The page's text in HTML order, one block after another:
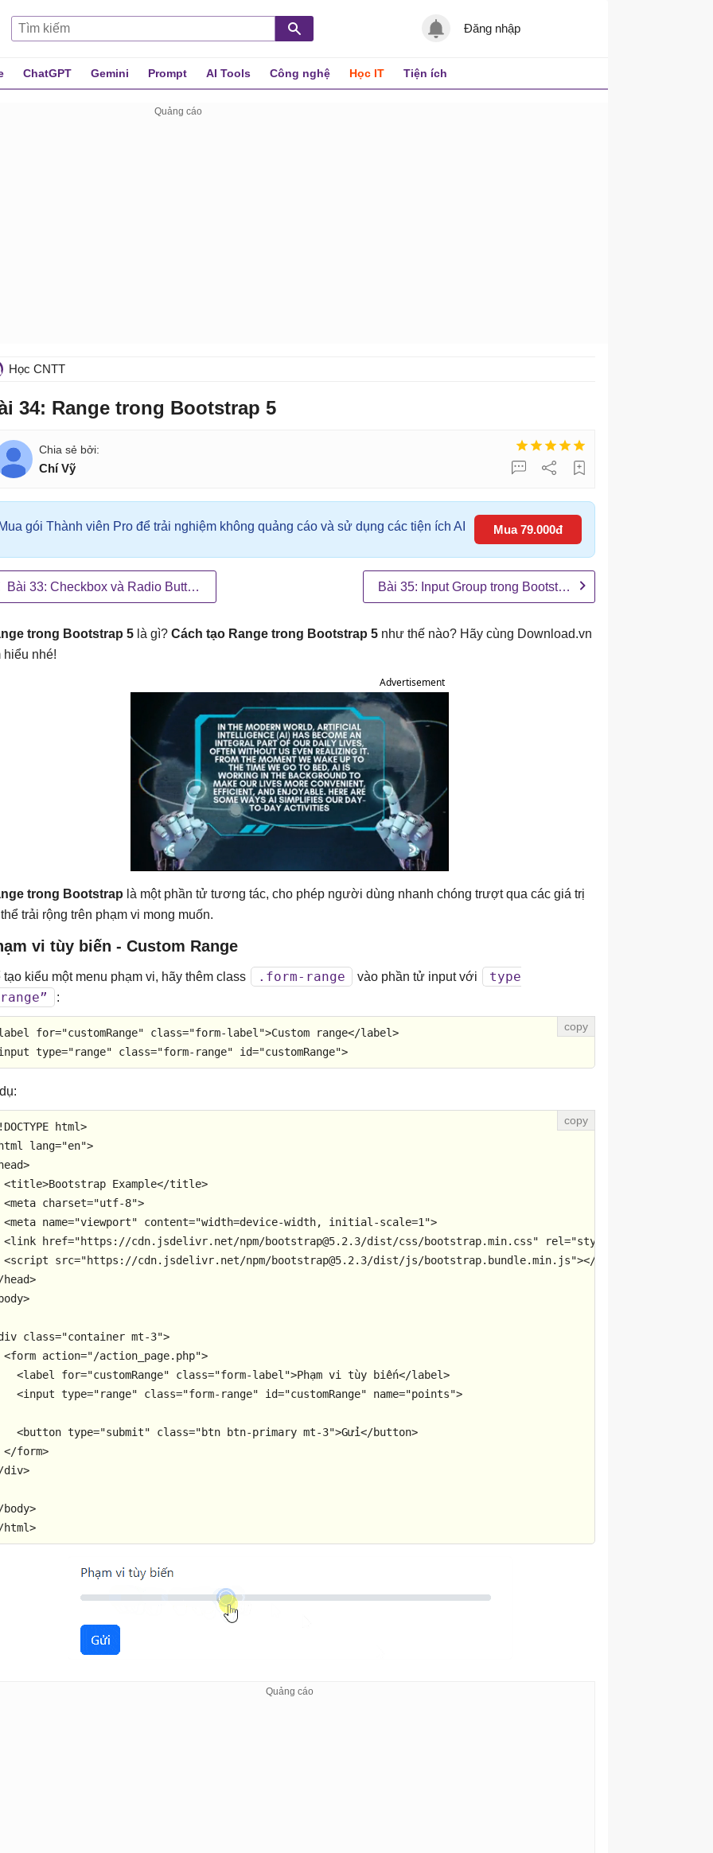
Đăng nhập
ChatGPT Gemini Prompt AI Tools Công nghệ Học IT Tiện ích
Học CNTT
34: Range trong Bootstrap 5
Chí Vỹ
Mua gói Thành viên Pro để trải nghiệm không quảng cáo và sử dụng các tiện ích AI Mua 79.000đ
Bài 33: Checkbox và Radio Button trong Bootstrap 5 Bài 35: Input Group trong Bootstrap 5
trong Bootstrap 5 là gì? Cách tạo Range trong Bootstrap 5 như thế nào? Hãy cùng Download.vn
hiểu nhé!
Advertisement
trong Bootstrap là một phần tử tương tác, cho phép người dùng nhanh chóng trượt qua các giá trị
trải rộng trên phạm vi mong muốn.
vi tùy biến - Custom Range
kiểu một menu phạm vi, hãy thêm class .form-range vào phần tử input với
type
:
for="customRange" class="form-label">Custom range</label>
type="range" class="form-range" id="customRange">
html>
html lang="en">
head>
<title>Bootstrap Example</title>
<meta charset="utf-8">
<meta name="viewport" content="width=device-width, initial-scale=1">
<link href="https://cdn.jsdelivr.net/npm/bootstrap@5.2.3/dist/css/bootstrap.min.css" rel="stylesheet"
<script src="https://cdn.jsdelivr.net/npm/bootstrap@5.2.3/dist/js/bootstrap.bundle.min.js"></
head>
body>
class="container mt-3">
<form action="/action_page.php">
<label for="customRange" class="form-label">Phạm vi tùy biến</label>
<input type="range" class="form-range" id="customRange" name="points">
<button type="submit" class="btn btn-primary mt-3">Gửi</button>
</form>
div>
body>
html>